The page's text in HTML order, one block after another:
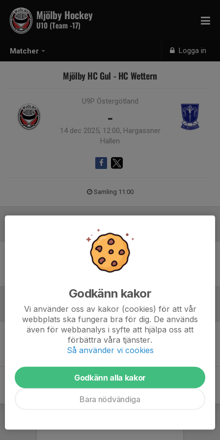
Matcher Logga in
Mjölby Hockey
U10 (Team -17)
Mjölby HC Gul - HC Wettern
U9P Östergötland
-
14 dec 2025, 12:00, Hargassner
Hallen
Samling 11:00
Ingen uppställning ifylld
Referat
Inget referat skrivet
Godkänn kakor
Vi använder oss av kakor (cookies) för att vår
webbplats ska fungera bra för dig. De används
även för webbanalys i syfte att hjälpa oss att
förbättra våra tjänster.
Så använder vi cookies
Godkänn alla kakor
Bara nödvändiga